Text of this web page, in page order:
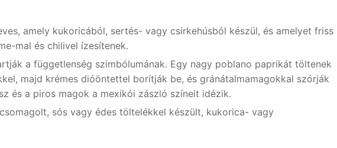
amely kukoricából, sertés- vagy csirkehúsból készül, és amelyet friss
mal és chilivel ízesítenek.
a függetlenség szimbólumának. Egy nagy poblano paprikát töltenek
majd krémes dióöntettel borítják be, és gránátalmamagokkal szórják
és a piros magok a mexikói zászló színeit idézik.
sós vagy édes töltelékkel készült, kukorica- vagy